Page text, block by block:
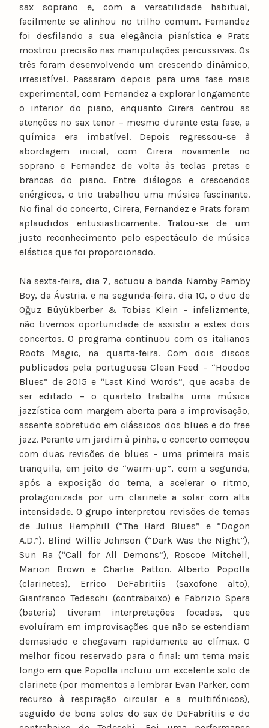
sax soprano e, com a versatilidade habitual,
facilmente se alinhou no trilho comum. Fernandez
foi desfilando a sua elegância pianística e Prats
mostrou precisão nas manipulações percussivas. Os
três foram desenvolvendo um crescendo dinâmico,
irresistível. Passaram depois para uma fase mais
experimental, com Fernandez a explorar longamente
o interior do piano, enquanto Cirera centrou as
atenções no sax tenor – mesmo durante esta fase, a
química era imbatível. Depois regressou-se à
abordagem inicial, com Cirera novamente no
soprano e Fernandez de volta às teclas pretas e
brancas do piano. Entre diálogos e crescendos
enérgicos, o trio trabalhou uma música fascinante.
No final do concerto, Cirera, Fernandez e Prats foram
aplaudidos entusiasticamente. Tratou-se de um
justo reconhecimento pelo espectáculo de música
elástica que foi proporcionado.
Na sexta-feira, dia 7, actuou a banda Namby Pamby
Boy, da Áustria, e na segunda-feira, dia 10, o duo de
Oğuz Büyükberber & Tobias Klein – infelizmente,
não tivemos oportunidade de assistir a estes dois
concertos. O programa continuou com os italianos
Roots Magic, na quarta-feira. Com dois discos
publicados pela portuguesa Clean Feed – “Hoodoo
Blues” de 2015 e “Last Kind Words”, que acaba de
ser editado – o quarteto trabalha uma música
jazzística com margem aberta para a improvisação,
assente sobretudo em clássicos dos blues e do free
jazz. Perante um jardim à pinha, o concerto começou
com duas revisões de blues – uma primeira mais
tranquila, em jeito de “warm-up”, com a segunda,
após a exposição do tema, a acelerar o ritmo,
protagonizada por um clarinete a solar com alta
intensidade. O grupo interpretou revisões de temas
de Julius Hemphill (“The Hard Blues” e “Dogon
A.D.”), Blind Willie Johnson (“Dark Was the Night”),
Sun Ra (“Call for All Demons”), Roscoe Mitchell,
Marion Brown e Charlie Patton. Alberto Popolla
(clarinetes), Errico DeFabritiis (saxofone alto),
Gianfranco Tedeschi (contrabaixo) e Fabrizio Spera
(bateria) tiveram interpretações focadas, que
evoluíram em improvisações que não se estendiam
demasiado e chegavam rapidamente ao clímax. O
melhor ficou reservado para o final: um tema mais
longo em que Popolla incluiu um excelente solo de
clarinete (por momentos a lembrar Evan Parker, com
recurso à respiração circular e a multifónicos),
seguido de bons solos do sax de DeFabritiis e do